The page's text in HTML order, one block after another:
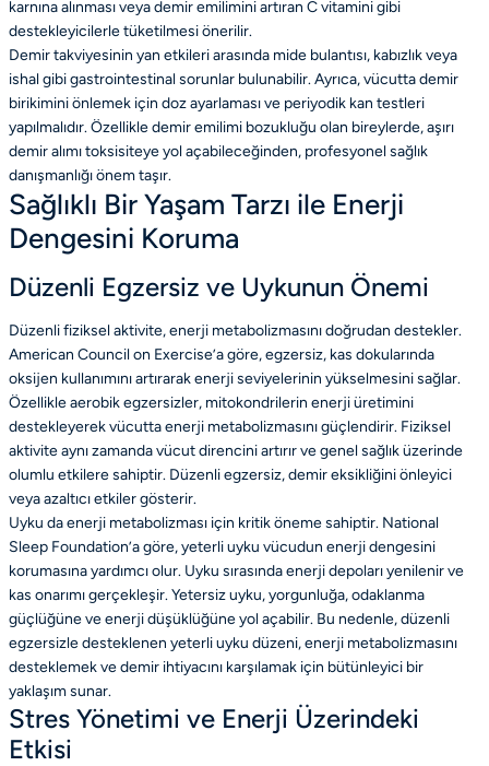
karnına alınması veya demir emilimini artıran C vitamini gibi
destekleyicilerle tüketilmesi önerilir.
Demir takviyesinin yan etkileri arasında mide bulantısı, kabızlık veya
ishal gibi gastrointestinal sorunlar bulunabilir. Ayrıca, vücutta demir
birikimini önlemek için doz ayarlaması ve periyodik kan testleri
yapılmalıdır. Özellikle demir emilimi bozukluğu olan bireylerde, aşırı
demir alımı toksisiteye yol açabileceğinden, profesyonel sağlık
danışmanlığı önem taşır.
Sağlıklı Bir Yaşam Tarzı ile Enerji
Dengesini Koruma
Düzenli Egzersiz ve Uykunun Önemi
Düzenli fiziksel aktivite, enerji metabolizmasını doğrudan destekler.
American Council on Exercise’a göre, egzersiz, kas dokularında
oksijen kullanımını artırarak enerji seviyelerinin yükselmesini sağlar.
Özellikle aerobik egzersizler, mitokondrilerin enerji üretimini
destekleyerek vücutta enerji metabolizmasını güçlendirir. Fiziksel
aktivite aynı zamanda vücut direncini artırır ve genel sağlık üzerinde
olumlu etkilere sahiptir. Düzenli egzersiz, demir eksikliğini önleyici
veya azaltıcı etkiler gösterir.
Uyku da enerji metabolizması için kritik öneme sahiptir. National
Sleep Foundation’a göre, yeterli uyku vücudun enerji dengesini
korumasına yardımcı olur. Uyku sırasında enerji depoları yenilenir ve
kas onarımı gerçekleşir. Yetersiz uyku, yorgunluğa, odaklanma
güçlüğüne ve enerji düşüklüğüne yol açabilir. Bu nedenle, düzenli
egzersizle desteklenen yeterli uyku düzeni, enerji metabolizmasını
desteklemek ve demir ihtiyacını karşılamak için bütünleyici bir
yaklaşım sunar.
Stres Yönetimi ve Enerji Üzerindeki
Etkisi